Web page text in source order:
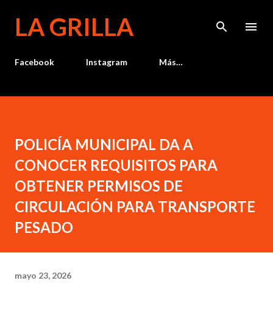
LA GRILLA
Facebook Instagram Más…
POLICÍA MUNICIPAL DA A
CONOCER REQUISITOS PARA
OBTENER PERMISOS DE
CIRCULACIÓN PARA TRANSPORTE
PESADO
mayo 23, 2026